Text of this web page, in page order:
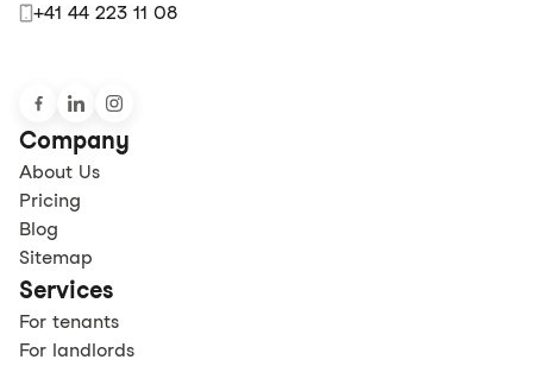
+41 44 223 11 08
Company
About Us
Pricing
Blog
Sitemap
Services
For tenants
For landlords